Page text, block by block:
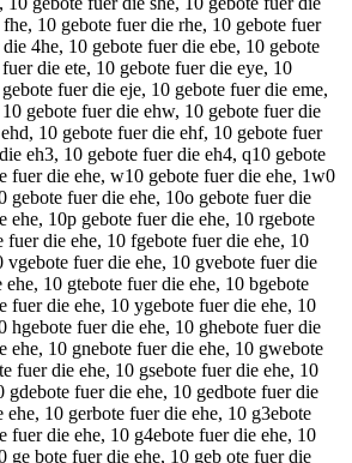
10 gebote fuer die rhe, 10 gebote fuer
4he, 10 gebote fuer die ebe, 10 gebote
die ete, 10 gebote fuer die eye, 10
fuer die eje, 10 gebote fuer die eme,
gebote fuer die ehw, 10 gebote fuer die
10 gebote fuer die ehf, 10 gebote fuer
eh3, 10 gebote fuer die eh4, q10 gebote
fuer die ehe, w10 gebote fuer die ehe, 1w0
gebote fuer die ehe, 10o gebote fuer die
ehe, 10p gebote fuer die ehe, 10 rgebote
fuer die ehe, 10 fgebote fuer die ehe, 10
vgebote fuer die ehe, 10 gvebote fuer die
10 gtebote fuer die ehe, 10 bgebote
fuer die ehe, 10 ygebote fuer die ehe, 10
hgebote fuer die ehe, 10 ghebote fuer die
ehe, 10 gnebote fuer die ehe, 10 gwebote
fuer die ehe, 10 gsebote fuer die ehe, 10
gdebote fuer die ehe, 10 gedbote fuer die
10 gerbote fuer die ehe, 10 g3ebote
fuer die ehe, 10 g4ebote fuer die ehe, 10
ge bote fuer die ehe, 10 geb ote fuer die